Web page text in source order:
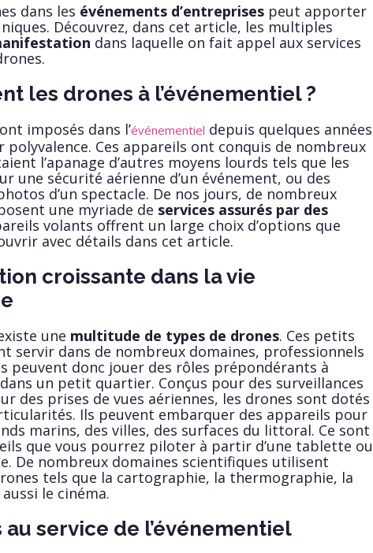
dans les événements d’entreprises peut apporter
Découvrez, dans cet article, les multiples
dans laquelle on fait appel aux services
les drones à l’événementiel ?
imposés dans l’événementiel depuis quelques années
polyvalence. Ces appareils ont conquis de nombreux
l’apanage d’autres moyens lourds tels que les
une sécurité aérienne d’un événement, ou des
d’un spectacle. De nos jours, de nombreux
une myriade de services assurés par des
volants offrent un large choix d’options que
avec détails dans cet article.
croissante dans la vie
une multitude de types de drones. Ces petits
servir dans de nombreux domaines, professionnels
peuvent donc jouer des rôles prépondérants à
dans un petit quartier. Conçus pour des surveillances
des prises de vues aériennes, les drones sont dotés
Ils peuvent embarquer des appareils pour
marins, des villes, des surfaces du littoral. Ce sont
que vous pourrez piloter à partir d’une tablette ou
De nombreux domaines scientifiques utilisent
tels que la cartographie, la thermographie, la
le cinéma.
au service de l’événementiel